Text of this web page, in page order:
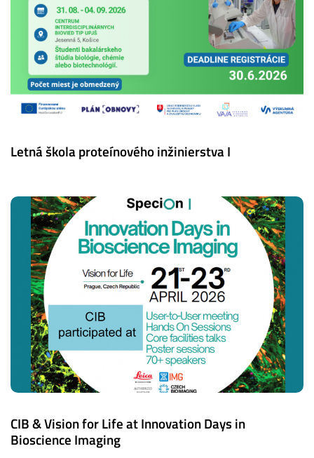
Letná škola proteínového inžinierstva I
CIB & Vision for Life at Innovation Days in
Bioscience Imaging